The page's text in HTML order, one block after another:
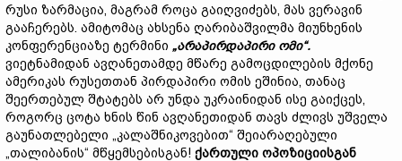
რუსი ზარმაცია, მაგრამ როცა გაიღვიძებს, მას ვერავინ
გააჩერებს. ამიტომაც ახსენა ღარიბაშვილმა მიუნხენის
კონფერენციაზე ტერმინი „არაპირდაპირი ომი“.
ვიეტნამიდან ავღანეთამდე მწარე გამოცდილების მქონე
ამერიკას რუსეთთან პირდაპირი ომის ეშინია, თანაც
შეერთებულ შტატებს არ უნდა უკრაინიდან ისე გაიქცეს,
როგორც ცოტა ხნის წინ ავღანეთიდან თავს ძლივს უშველა
გაუნათლებელი „კალაშნიკოვებით“ შეიარაღებული
„თალიბანის“ მწყემსებისგან! ქართული ოპოზიციისგან